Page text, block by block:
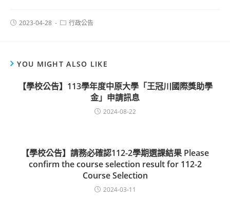
2023-04-28 行政公告
YOU MIGHT ALSO LIKE
【學校公告】113學年度中原大學「王冠川國際獎助學
金」申請訊息
2024-08-22
【學校公告】請務必確認112-2學期選課結果 Please
conﬁrm the course selection result for 112-2
Course Selection
2024-03-11